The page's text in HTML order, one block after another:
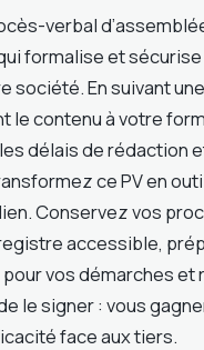
verbal
formalise et
société. En suivant
le contenu à votre
délais de rédaction
ce PV en
Conservez vos
accessible,
vos démarches et
le signer : vous
face aux tiers.